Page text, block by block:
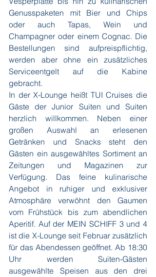
Genusspaketen mit Bier und Chips
oder auch Tapas, Wein und
Champagner oder einem Cognac. Die
Bestellungen sind aufpreispflichtig,
werden aber ohne ein zusätzliches
Serviceentgelt auf die Kabine
gebracht.
In der X-Lounge heißt TUI Cruises die
Gäste der Junior Suiten und Suiten
herzlich willkommen. Neben einer
großen Auswahl an erlesenen
Getränken und Snacks steht den
Gästen ein ausgewähltes Sortiment an
Zeitungen und Magazinen zur
Verfügung. Das feine kulinarische
Angebot in ruhiger und exklusiver
Atmosphäre verwöhnt den Gaumen
vom Frühstück bis zum abendlichen
Aperitif. Auf der MEIN SCHIFF 3 und 4
ist die X-Lounge seit Februar zusätzlich
für das Abendessen geöffnet. Ab 18:30
Uhr werden Suiten-Gästen
ausgewählte Speisen aus den drei